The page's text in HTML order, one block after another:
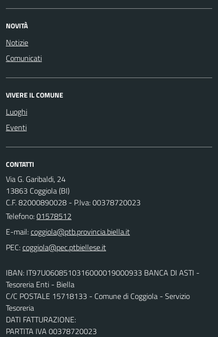
NOVITÀ
Notizie
Comunicati
VIVERE IL COMUNE
Luoghi
Eventi
CONTATTI
Via G. Garibaldi, 24
13863 Coggiola (BI)
C.F. 82000890028 - P.Iva: 00378720023
Telefono:01578512
E-mail:
PEC:
IBAN: IT97U0608510316000019000933 BANCA DI ASTI -
Tesoreria Enti - Biella
C/C POSTALE 15718133 - Comune di Coggiola - Servizio
Tesoreria
DATI FATTURAZIONE:
PARTITA IVA 00378720023